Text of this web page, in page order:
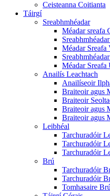
Ceisteanna Coitianta
Táirgí
Sreabhmhéadar
Méadar sreafa
Méadar Sreafa
Méadar Sreafa
Anailís Leachtach
Anailíseoir
Braiteoir agus
Braiteoir
Braiteoir agus
Braiteoir agus
Leibhéal
Tarchuradóir
Tarchuradóir
Tarchuradóir
Brú
Tarchuradóir
Tarchuradóir
Tomhasaire